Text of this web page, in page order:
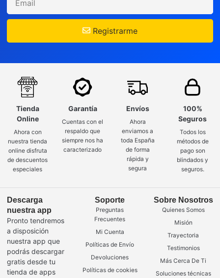
Registrarme
Tienda
Online
Ahora con
nuestra tienda
online disfruta
de descuentos
especiales
Garantía
Cuentas con el
respaldo que
siempre nos ha
caracterizado
Envíos
Ahora
enviamos a
toda España
de forma
rápida y
segura
100%
Seguros
Todos los
métodos de
pago son
blindados y
seguros.
Descarga
nuestra app
Pronto tendremos
a disposición
nuestra app que
podrás descargar
gratis desde tu
tienda de apps
Soporte
Preguntas
Frecuentes
Mi Cuenta
Políticas de Envío
Devoluciones
Políticas de cookies
Sobre Nosotros
Quienes Somos
Misión
Trayectoria
Testimonios
Más Cerca De Ti
Soluciones técnicas